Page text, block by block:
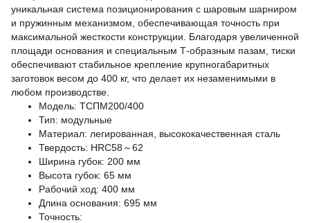
уникальная система позиционирования с шаровым шарниром
и пружинным механизмом, обеспечивающая точность при
максимальной жесткости конструкции. Благодаря увеличенной
площади основания и специальным Т-образным пазам, тиски
обеспечивают стабильное крепление крупногабаритных
заготовок весом до 400 кг, что делает их незаменимыми в
любом производстве.
Модель: ТСПМ200/400
Тип: модульные
Материал: легированная, высококачественная сталь
Твердость: HRC58～62
Ширина губок: 200 мм
Высота губок: 65 мм
Рабочий ход: 400 мм
Длина основания: 695 мм
Точность: